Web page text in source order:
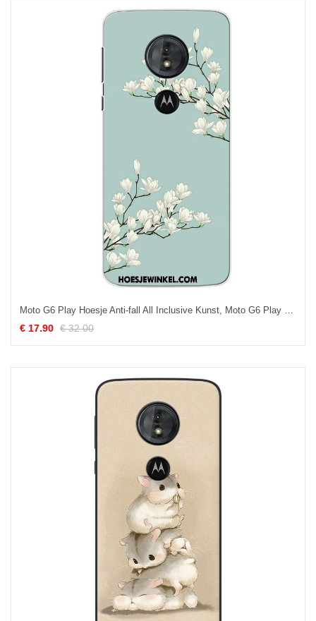
Moto G6 Play Hoesje Anti-fall All Inclusive Kunst, Moto G6 Play Hoesje Mini Bescherming
€ 17.90 € 32.00